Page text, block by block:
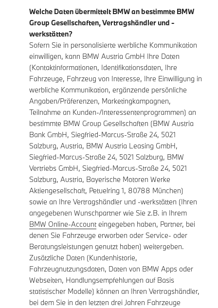
Welche Daten übermittelt BMW an bestimmte BMW
Group Gesellschaften, Vertragshändler und -
werkstätten?
Sofern Sie in personalisierte werbliche Kommunikation
einwilligen, kann BMW Austria GmbH Ihre Daten
(Kontaktinformationen, Identifikationsdaten, Ihre
Fahrzeuge, Fahrzeug von Interesse, Ihre Einwilligung in
werbliche Kommunikation, ergänzende persönliche
Angaben/Präferenzen, Marketingkampagnen,
Teilnahme an Kunden-/Interessentenprogrammen) an
bestimmte BMW Group Gesellschaften (BMW Austria
Bank GmbH, Siegfried-Marcus-Straße 24, 5021
Salzburg, Austria, BMW Austria Leasing GmbH,
Siegfried-Marcus-Straße 24, 5021 Salzburg, BMW
Vertriebs GmbH, Siegfried-Marcus-Straße 24, 5021
Salzburg, Austria, Bayerische Motoren Werke
Aktiengesellschaft, Petuelring 1, 80788 München)
sowie an Ihre Vertragshändler und -werkstätten (Ihren
angegebenen Wunschpartner wie Sie z.B. in Ihrem
BMW Online-Accounteingegeben haben, Partner, bei
denen Sie Fahrzeuge erworben oder Service- oder
Beratungsleistungen genutzt haben) weitergeben.
Zusätzliche Daten (Kundenhistorie,
Fahrzeugnutzungsdaten, Daten von BMW Apps oder
Webseiten, Handlungsempfehlungen auf Basis
statistischer Modelle) können an Ihren Vertragshändler,
bei dem Sie in den letzten drei Jahren Fahrzeuge